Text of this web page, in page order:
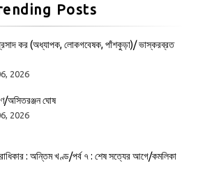
Posts
কর (অধ্যাপক, লোকগবেষক, পাঁশকুড়া)/ ভাস্করব্রত
2026
অসিতরঞ্জন ঘোষ
2026
: অন্তিম খণ্ড/পর্ব ৭ : শেষ সত্যের আগে/কমলিকা